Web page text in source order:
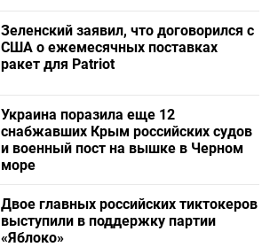
Зеленский заявил, что договорился с
США о ежемесячных поставках
ракет для Patriot
Украина поразила еще 12
снабжавших Крым российских судов
и военный пост на вышке в Черном
море
Двое главных российских тиктокеров
выступили в поддержку партии
«Яблоко»